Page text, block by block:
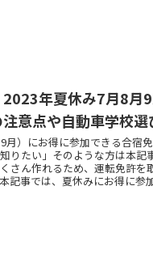
2023年夏休み7月8月
意点や自動車学校選
9月）にお得に参加できる合宿
りたい」そのような方は本
さん作れるため、運転免許を
記事では、夏休みにお得に参